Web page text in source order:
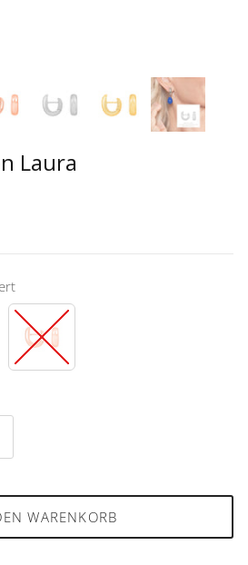
Laura
Rosévergoldet
WARENKORB